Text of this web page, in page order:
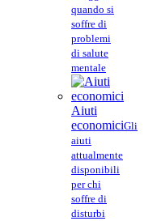
quando si
soffre di
problemi
di salute
mentale
Aiuti
economiciGli
aiuti
attualmente
disponibili
per chi
soffre di
disturbi